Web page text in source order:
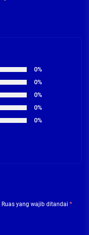
0%
0%
0%
0%
0%
Ruas yang wajib ditandai *